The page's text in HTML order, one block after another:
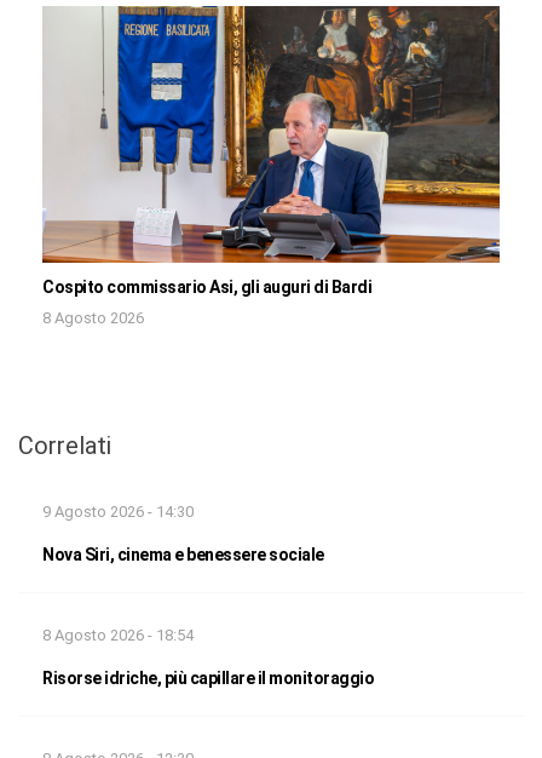
Cospito commissario Asi, gli auguri di Bardi
8 Agosto 2026
Correlati
9 Agosto 2026 - 14:30
Nova Siri, cinema e benessere sociale
8 Agosto 2026 - 18:54
Risorse idriche, più capillare il monitoraggio